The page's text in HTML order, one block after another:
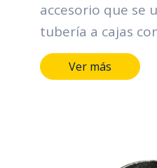
accesorio que se
tubería a cajas
Sus funciones
en laVer más